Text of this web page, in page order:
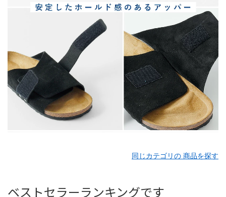
同じカテゴリの 商品を探す
ベストセラーランキングです